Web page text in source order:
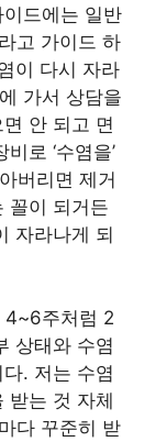
드에는 일반
고 가이드 하
이 다시 자라
가서 상담을
안 되고 면
로 ‘수염을’
버리면 제거
꼴이 되거든
자라나게 되
4~6주처럼 2
상태와 수염
. 저는 수염
받는 것 자체
다 꾸준히 받